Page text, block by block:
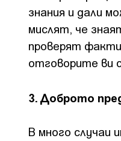
знания и дали
мислят, че
проверят
отговорите ви
3. Доброто
В много случаи